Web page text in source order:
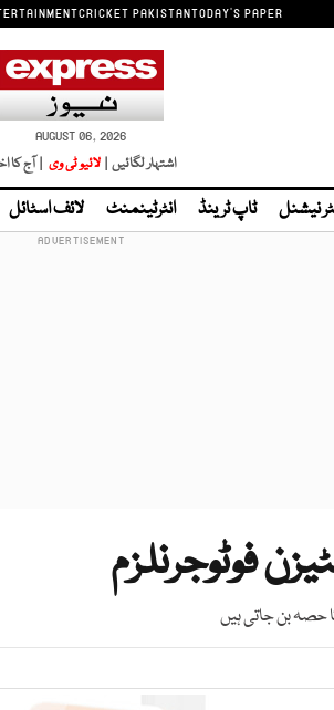
CRICKET PAKISTANTODAY'S PAPER
AUGUST 06, 2026
اشتہار لگائیں | لائیو ٹی وی | آج کا
نیشنل ٹاپ ٹرینڈ انٹرٹینمنٹ لائف اسٹائل
فوٹوجرنلزم
حصہ بن جاتی ہیں